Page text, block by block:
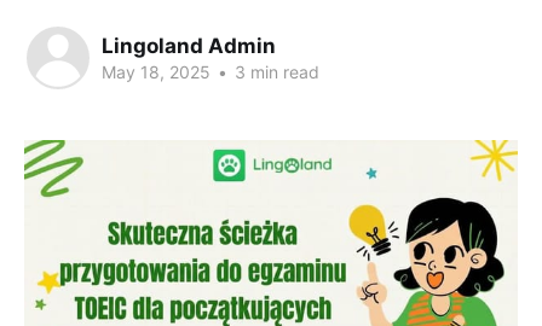
Lingoland Admin
May 18, 2025 • 3 min read